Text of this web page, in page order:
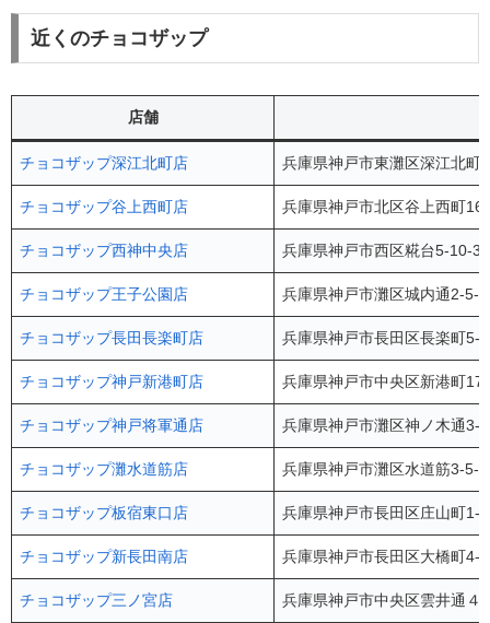
近くのチョコザップ
店舗
チョコザップ深江北町店 兵庫県神戸市東灘区深江北
チョコザップ谷上西町店 兵庫県神戸市北区谷上西町
チョコザップ西神中央店 兵庫県神戸市西区糀台5-
チョコザップ王子公園店 兵庫県神戸市灘区城内通2-
チョコザップ長田長楽町店 兵庫県神戸市長田区長楽町
チョコザップ神戸新港町店 兵庫県神戸市中央区新港町
チョコザップ神戸将軍通店 兵庫県神戸市灘区神ノ木通
チョコザップ灘水道筋店 兵庫県神戸市灘区水道筋3-
チョコザップ板宿東口店 兵庫県神戸市長田区庄山町
チョコザップ新長田南店 兵庫県神戸市長田区大橋町
チョコザップ三ノ宮店 兵庫県神戸市中央区雲井通